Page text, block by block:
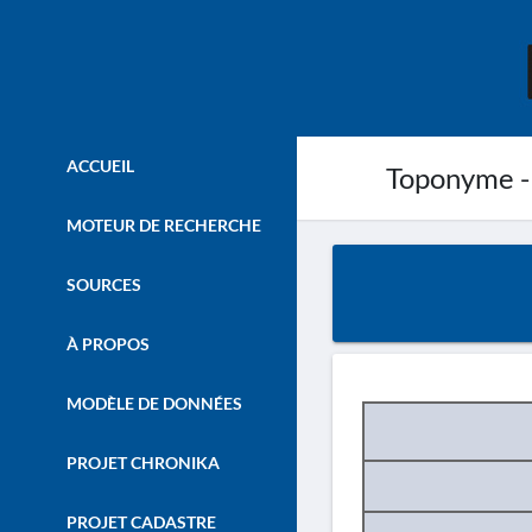
Toponyme
ACCUEIL
MOTEUR DE RECHERCHE
SOURCES
À PROPOS
MODÈLE DE DONNÉES
PROJET CHRONIKA
PROJET CADASTRE